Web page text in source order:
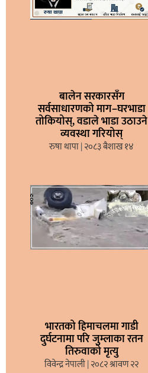
बालेन सरकारसँग
सर्वसाधारणको माग–घरभाडा
तोकियोस्, वडाले भाडा उठाउने
व्यवस्था गरियोस्
रुषा थापा २०८३ बैशाख १४
भारतको हिमाचलमा गाडी
दुर्घटनामा परि जुम्लाका रतन
तिरुवाको मृत्यु
विवेन्द्र नेपाली २०८२ श्रावण २२